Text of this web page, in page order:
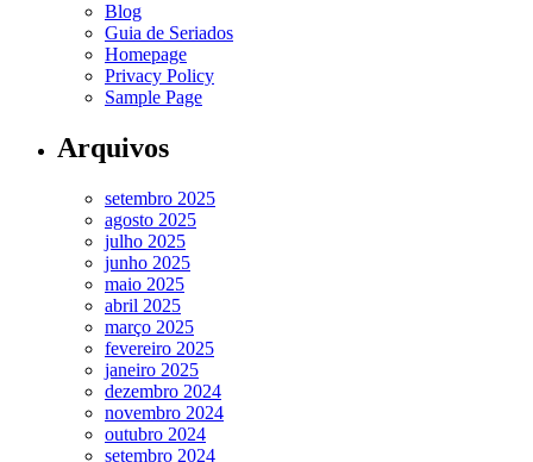
Blog
Guia de Seriados
Homepage
Privacy Policy
Sample Page
Arquivos
setembro 2025
agosto 2025
julho 2025
junho 2025
maio 2025
abril 2025
março 2025
fevereiro 2025
janeiro 2025
dezembro 2024
novembro 2024
outubro 2024
setembro 2024